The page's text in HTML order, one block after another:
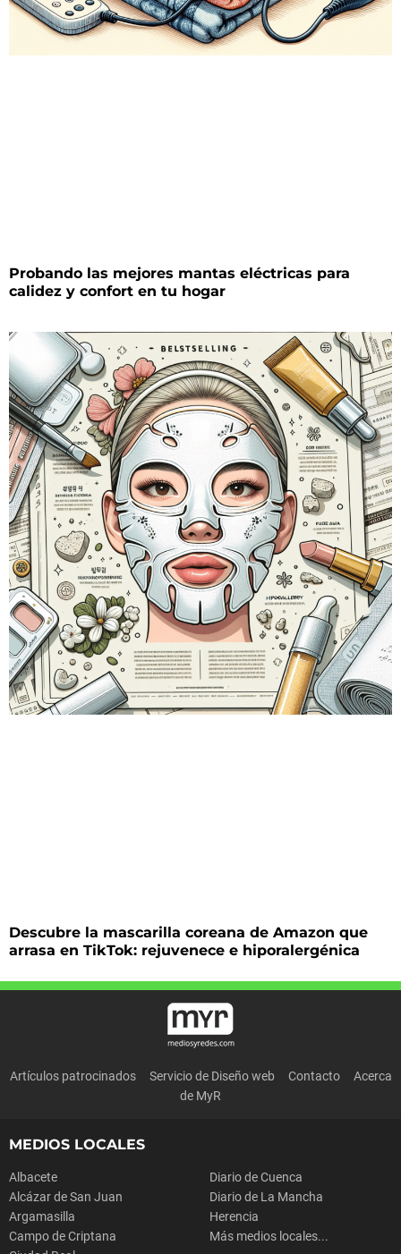
Probando las mejores mantas eléctricas para
calidez y confort en tu hogar
Descubre la mascarilla coreana de Amazon que
arrasa en TikTok: rejuvenece e hiporalergénica
Artículos patrocinados Servicio de Diseño web Contacto
Acerca
de MyR
MEDIOS LOCALES
Albacete
Alcázar de San Juan
Argamasilla
Campo de Criptana
Diario de Cuenca
Diario de La Mancha
Herencia
Más medios locales...